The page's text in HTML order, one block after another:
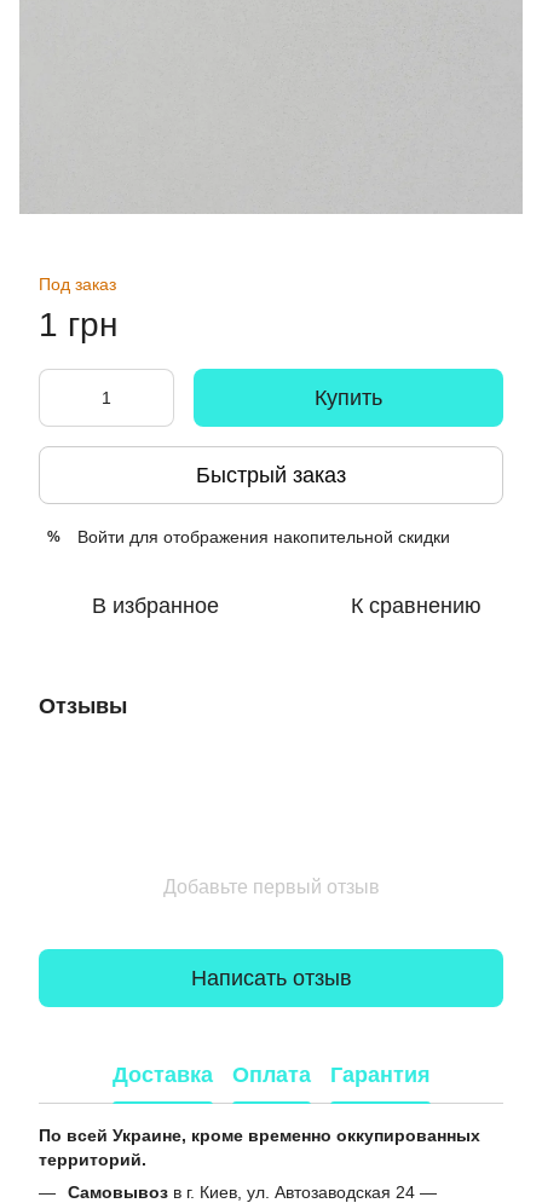
Под заказ
1 грн
Купить
Быстрый заказ
% Войти для отображения накопительной скидки
В избранное К сравнению
Отзывы
Добавьте первый отзыв
Написать отзыв
Доставка Оплата Гарантия
По всей Украине, кроме временно оккупированных
территорий.
Самовывоз в г. Киев, ул. Автозаводская 24 —